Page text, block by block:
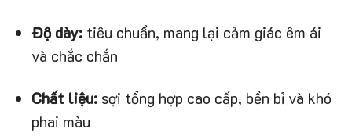
Độ dày:tiêu chuẩn, mang lại cảm giác êm ái
và chắc chắn
Chất liệu:sợi tổng hợp cao cấp, bền bỉ và khó
phai màu